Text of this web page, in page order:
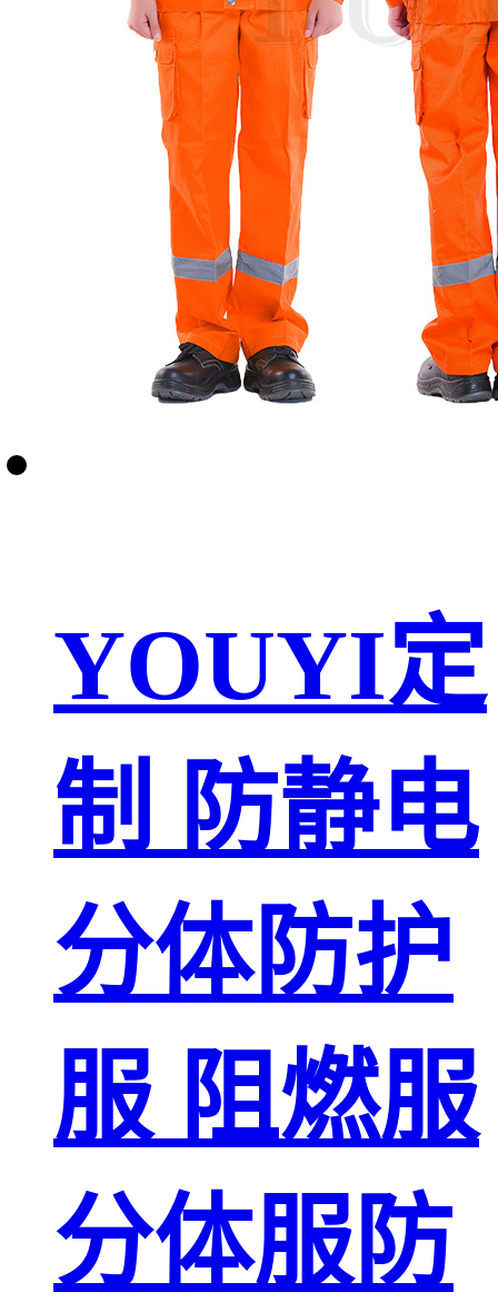
YOUYI定
制 防静电
分体防护
服 阻燃服
分体服防